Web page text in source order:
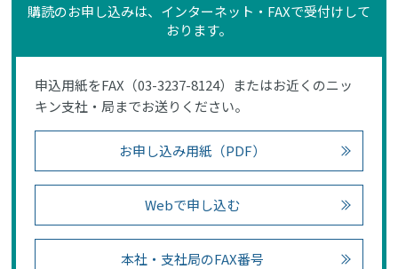
購読のお申し込みは、インターネット・FAXで受付けして
おります。
申込用紙をFAX（03-3237-8124）またはお近くのニッ
キン支社・局までお送りください。
お申し込み用紙（PDF）
Webで申し込む
本社・支社局のFAX番号